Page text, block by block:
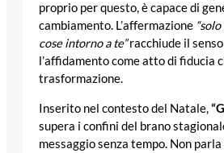
proprio per questo, è capace di
cambiamento. L’affermazione
cose intorno a te”racchiude il
l’affidamento come atto di fiducia
trasformazione.
Inserito nel contesto del Natale,
supera i confini del brano
messaggio senza tempo. Non